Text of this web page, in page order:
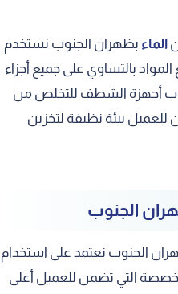
الماء بظهران الجنوب نستخدم
بالتساوي على جميع أجزاء
أجهزة الشطف للتخلص من
للعميل بيئة نظيفة لتخزين
الجنوب
الجنوب نعتمد على استخدام
التي تضمن للعميل أعلى